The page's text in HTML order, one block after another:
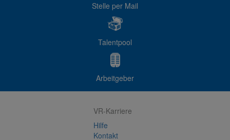
Stelle per Mail
Talentpool
Arbeitgeber
VR-Karriere
Hilfe
Kontakt